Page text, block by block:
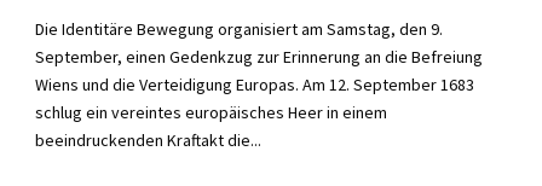
Die Identitäre Bewegung organisiert am Samstag, den 9.
September, einen Gedenkzug zur Erinnerung an die Befreiung
Wiens und die Verteidigung Europas. Am 12. September 1683
schlug ein vereintes europäisches Heer in einem
beeindruckenden Kraftakt die...